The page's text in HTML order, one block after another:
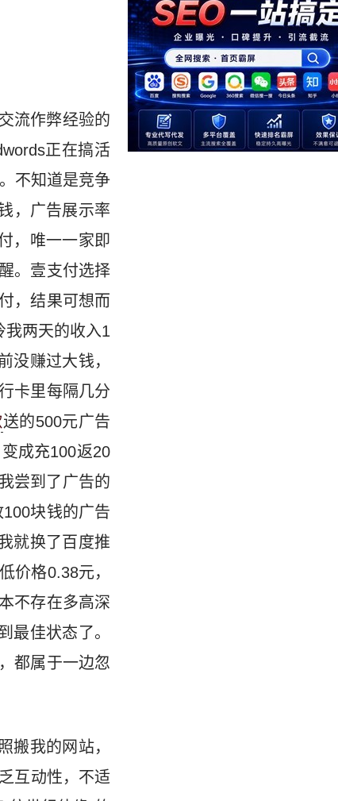
流作弊经验的
正在搞活
不知道是竞争
，广告展示率
，唯一一家即
。壹支付选择
，结果可想而
我两天的收入1
没赚过大钱，
卡里每隔几分
送的500元广告
成充100返20
尝到了广告的
块钱的广告
就换了百度推
价格0.38元，
不存在多高深
最佳状态了。
都属于一边忽
搬我的网站，
互动性，不适